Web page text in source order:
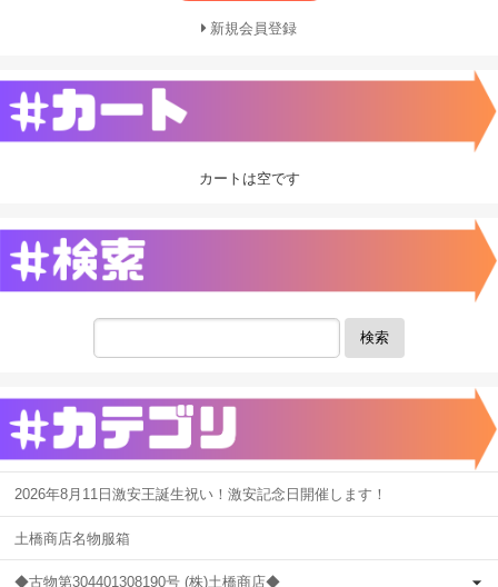
新規会員登録
カートは空です
検索
2026年8月11日激安王誕生祝い！激安記念日開催します！
土橋商店名物服箱
◆古物第304401308190号 (株)土橋商店◆